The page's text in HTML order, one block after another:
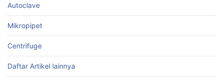
Autoclave
Mikropipet
Centrifuge
Daftar Artikel lainnya